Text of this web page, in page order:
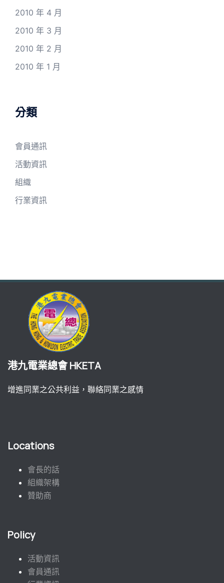
2010 年 4 月
2010 年 3 月
2010 年 2 月
2010 年 1 月
分類
會員通訊
活動資訊
組織
行業資訊
港九電業總會 HKETA
增進同業之公共利益，聯絡同業之感情
Locations
會長的話
組織架構
贊助商
Policy
活動資訊
會員通訊